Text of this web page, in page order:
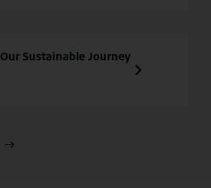
Our Sustainable Journey